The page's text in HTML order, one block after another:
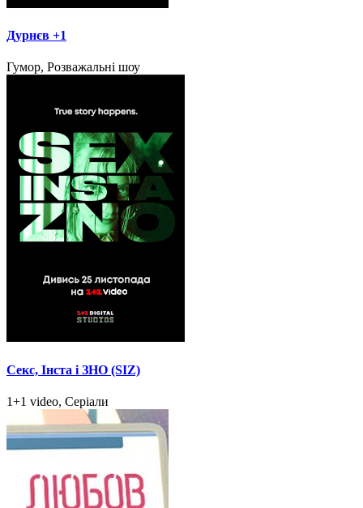
Дурнєв +1
Гумор, Розважальні шоу
Секс, Інста і ЗНО (SIZ)
1+1 video, Серіали